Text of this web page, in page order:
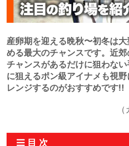
産卵期を迎える晩秋〜初冬は
める最大のチャンスです。近
チャンスがあるだけに狙わな
に狙えるポン級アイナメも視
レンジするのがおすすめです!!